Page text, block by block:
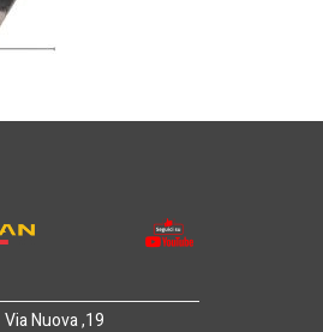
Via Nuova ,19